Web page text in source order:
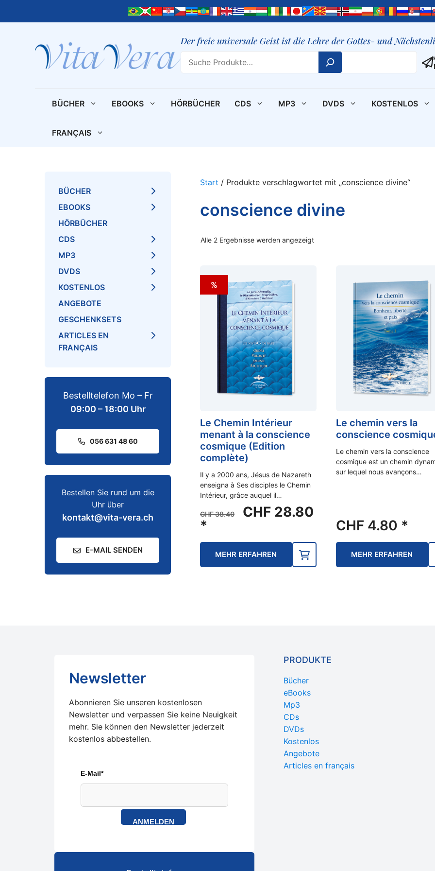
Der freie universale Geist ist die Lehre der Gottes- und
Search
BÜCHER EBOOKS HÖRBÜCHER CDS MP3 DVDS KOSTENLOS
FRANÇAIS
Start / Produkte verschlagwortet mit „conscience divine“
conscience divine
Alle 2 Ergebnisse werden angezeigt
%
Le Chemin Intérieur
menant à la conscience
cosmique (Edition
complète)
Il y a 2000 ans, Jésus de Nazareth
enseigna à Ses disciples le Chemin
Intérieur, grâce auquel il…
CHF38.40
Ursprünglicher
war:
CHF 38.40
CHF 28.80
Preis
ist:
CHF 28.80.
*
MEHR ERFAHREN
Le chemin vers la
conscience
Le chemin vers la conscience
cosmique est un chemin
sur lequel nous avançons…
CHF 4.80 *
MEHR ERFAHREN
BÜCHER
EBOOKS
HÖRBÜCHER
CDS
MP3
DVDS
KOSTENLOS
ANGEBOTE
GESCHENKSETS
ARTICLES EN
FRANÇAIS
Bestelltelefon Mo – Fr
09:00 – 18:00 Uhr
056 631 48 60
Bestellen Sie rund um die
Uhr über
kontakt@vita-vera.ch
E-MAIL SENDEN
Newsletter
Abonnieren Sie unseren kostenlosen
Newsletter und verpassen Sie keine Neuigkeit
mehr. Sie können den Newsletter jederzeit
kostenlos abbestellen.
E-Mail*
ANMELDEN
PRODUKTE
Bücher
eBooks
Mp3
CDs
DVDs
Kostenlos
Angebote
Articles en français